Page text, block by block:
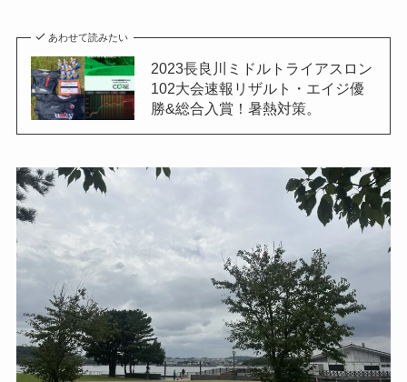
あわせて読みたい
2023長良川ミドルトライアスロン
102大会速報リザルト・エイジ優
勝&総合入賞！暑熱対策。